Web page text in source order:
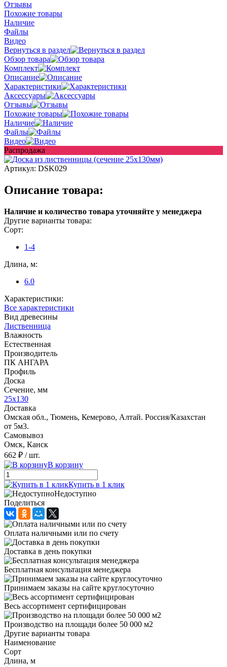
Отзывы
Похожие товары
Наличие
Файлы
Видео
Вернуться в раздел
Обзор товара
Комплект
Описание
Характеристики
Аксессуары
Отзывы
Похожие товары
Наличие
Файлы
Видео
Распродажа
Артикул: DSK029
Описание товара:
Наличие и количество товара уточняйте у менеджера
Другие варианты товара:
Сорт:
1-4
Длина, м:
6.0
Характеристики:
Все характеристики
Вид древесины
Лиственница
Влажность
Естественная
Производитель
ПК АНГАРА
Профиль
Доска
Сечение, мм
25x130
Доставка
Омская обл., Тюмень, Кемерово, Алтай. Россия/Казахстан
от 5м3.
Самовывоз
Омск, Канск
662 ₽ / шт.
В корзину
Купить в 1 клик
Недоступно
Поделиться
Оплата наличными или по счету
Доставка в день покупки
Бесплатная консультация менеджера
Принимаем заказы на сайте круглосуточно
Весь ассортимент сертифицирован
Производство на площади более 50 000 м2
Другие варианты товара
Наименование
Сорт
Длина, м